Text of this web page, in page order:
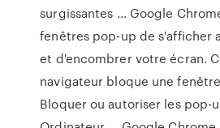
surgissantes ... Google
fenêtres pop-up de s'afficher
et d'encombrer votre écran.
navigateur bloque une
Bloquer ou autoriser les pop-